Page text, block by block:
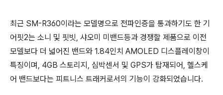
최근 SM-R360이라는 모델명으로 전파인증을 통과하기도 한 기
어핏2는 소니 및 핏빗, 샤오미 미밴드등과 경쟁할 제품으로 이전
모델보다 더 넓어진 밴드와 1.84인치 AMOLED 디스플레이창이
특징이며, 4GB 스토리지, 심박센서 및 GPS가 탑재되어, 헬스케
어 밴드보다는 피트니스 트래커로서의 기능이 강화되었습니다.